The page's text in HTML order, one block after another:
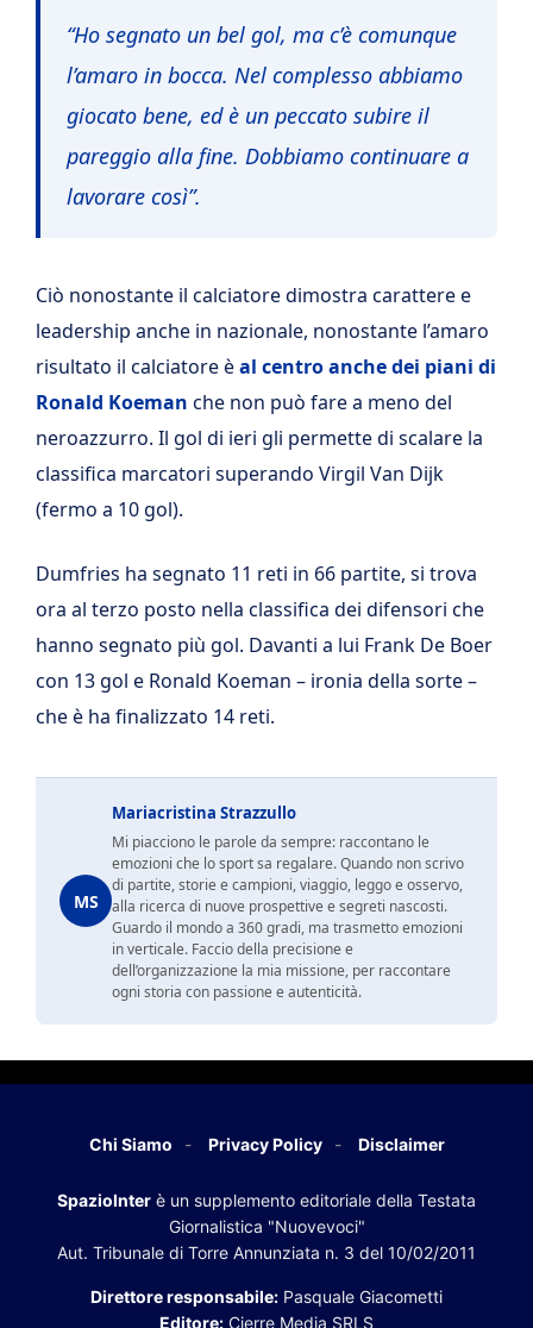
“Ho segnato un bel gol, ma c’è comunque
l’amaro in bocca. Nel complesso abbiamo
giocato bene, ed è un peccato subire il
pareggio alla fine. Dobbiamo continuare a
lavorare così”.
Ciò nonostante il calciatore dimostra carattere e
leadership anche in nazionale, nonostante l’amaro
risultato il calciatore èal centro anche dei piani di
Ronald Koeman che non può fare a meno del
neroazzurro. Il gol di ieri gli permette di scalare la
classifica marcatori superando Virgil Van Dijk
(fermo a 10 gol).
Dumfries ha segnato 11 reti in 66 partite, si trova
ora al terzo posto nella classifica dei difensori che
hanno segnato più gol. Davanti a lui Frank De Boer
con 13 gol e Ronald Koeman – ironia della sorte –
che è ha finalizzato 14 reti.
MS
Mariacristina Strazzullo
Mi piacciono le parole da sempre: raccontano le
emozioni che lo sport sa regalare. Quando non scrivo
di partite, storie e campioni, viaggio, leggo e osservo,
alla ricerca di nuove prospettive e segreti nascosti.
Guardo il mondo a 360 gradi, ma trasmetto emozioni
in verticale. Faccio della precisione e
dell’organizzazione la mia missione, per raccontare
ogni storia con passione e autenticità.
Chi Siamo Privacy Policy Disclaimer
SpazioInter è un supplemento editoriale della Testata
Giornalistica "Nuovevoci"
Aut. Tribunale di Torre Annunziata n. 3 del 10/02/2011
Direttore responsabile: Pasquale Giacometti
Editore: Cierre Media SRLS